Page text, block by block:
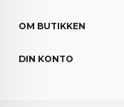
OM BUTIKKEN
DIN KONTO